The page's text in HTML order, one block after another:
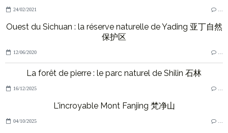
24/02/2021
Ouest du Sichuan : la réserve naturelle de Yading 亚丁自然
保护区
12/06/2020
La forêt de pierre : le parc naturel de Shilin 石林
16/12/2025
L'incroyable Mont Fanjing 梵净山
04/10/2025